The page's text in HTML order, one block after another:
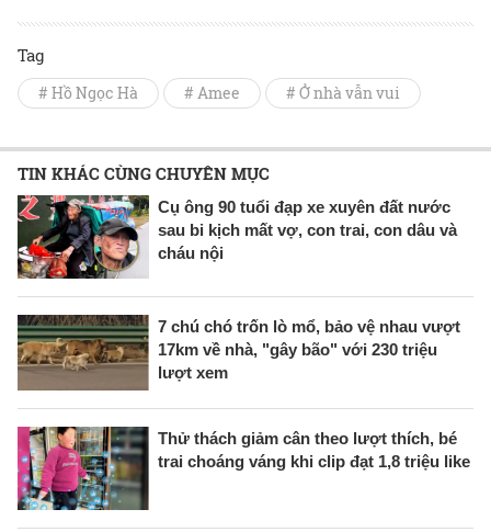
Tag
# Hồ Ngọc Hà # Amee # Ở nhà vẫn vui
TIN KHÁC CÙNG CHUYÊN MỤC
Cụ ông 90 tuổi đạp xe xuyên đất nước
sau bi kịch mất vợ, con trai, con dâu và
cháu nội
7 chú chó trốn lò mổ, bảo vệ nhau vượt
17km về nhà, "gây bão" với 230 triệu
lượt xem
Thử thách giảm cân theo lượt thích, bé
trai choáng váng khi clip đạt 1,8 triệu like